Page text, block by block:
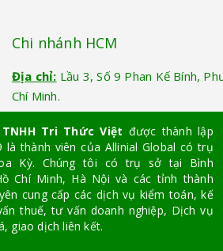
Chi nhánh HCM
Địa chỉ: Lầu 3, Số 9 Phan Kế Bính,
Chí Minh.
Tri Thức Việt được thành lập
là thành viên của Allinial Global có trụ
Kỳ. Chúng tôi có trụ sở tại Bình
Chí Minh, Hà Nội và các tỉnh thành
cung cấp các dịch vụ kiểm toán, kế
thuế, tư vấn doanh nghiệp, Dịch vụ
giao dịch liên kết.